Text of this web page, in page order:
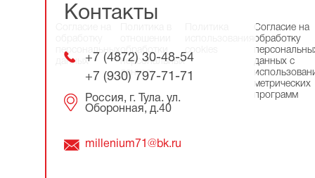
Контакты
+7 (4872) 30-48-54
+7 (930) 797-71-71
Россия, г. Тула. ул.
Оборонная, д.40
millenium71@bk.ru
персональных
данных
обработки
персональных
данных
cookies
Согласие на
обработку
данных с
метрических
программ